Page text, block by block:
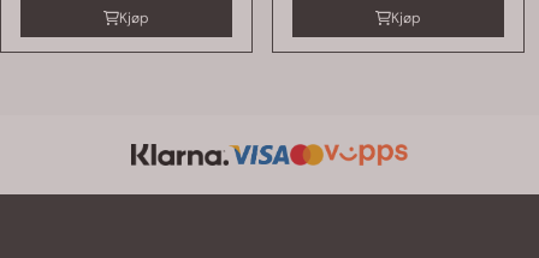
Kjøp
Kjøp